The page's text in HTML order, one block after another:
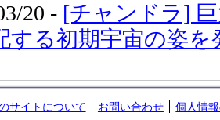
20 - [チャンドラ]
する初期宇宙の姿を
サイトについて お問い合わせ 個人情